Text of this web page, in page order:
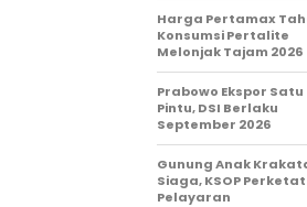
Harga Pertamax
Konsumsi Pertalite
Melonjak Tajam 2026
Prabowo Ekspor Satu
Pintu, DSI Berlaku
September 2026
Gunung Anak
Siaga, KSOP Perketat
Pelayaran